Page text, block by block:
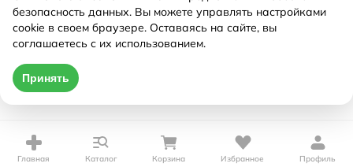
Рецепт
Не требуется
Главная Каталог Корзина Избранное Профиль
безопасность данных. Вы можете управлять настройками
cookie в своем браузере. Оставаясь на сайте, вы
соглашаетесь с их использованием.
Принять